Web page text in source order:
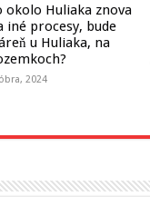
okolo Huliaka znova
iné procesy, bude
u Huliaka, na
2024